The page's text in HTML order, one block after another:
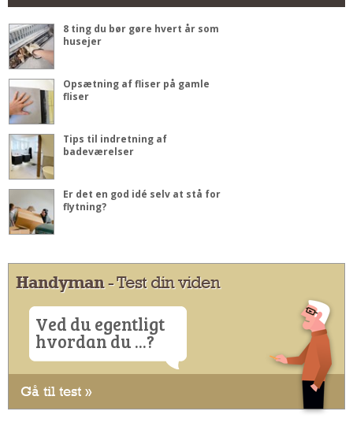
8 ting du bør gøre hvert år som
husejer
Opsætning af fliser på gamle
fliser
Tips til indretning af
badeværelser
Er det en god idé selv at stå for
flytning?
Handyman- Test din viden
Ved du egentligt
hvordan du ...?
Gå til test »